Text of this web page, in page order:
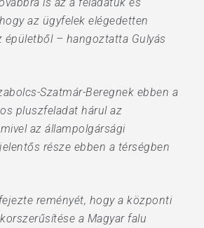
az ügyfelek elégedetten
épületből – hangoztatta Gulyás
Szatmár-Beregnek ebben a
pluszfeladat hárul az
az állampolgársági
része ebben a térségben
reményét, hogy a központi
a Magyar falu